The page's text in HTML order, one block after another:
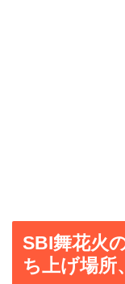
SBI舞花火
ち上げ場所